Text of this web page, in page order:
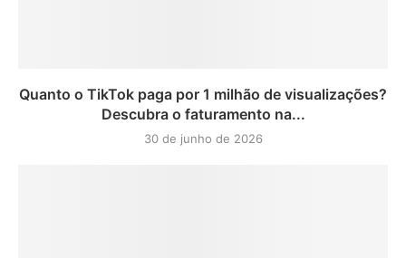
Quanto o TikTok paga por 1 milhão de visualizações?
Descubra o faturamento na...
30 de junho de 2026